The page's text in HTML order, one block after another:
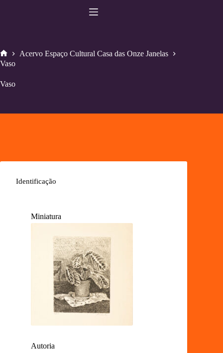
Home
Acervo Espaço Cultural Casa das Onze Janelas
Vaso
Vaso
Identificação
Miniatura
Autoria